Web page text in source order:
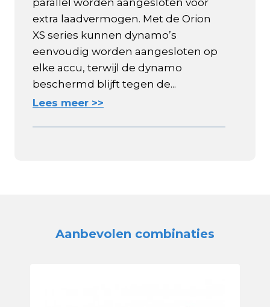
parallel worden aangesloten voor
extra laadvermogen. Met de Orion
XS series kunnen dynamo’s
eenvoudig worden aangesloten op
elke accu, terwijl de dynamo
beschermd blijft tegen de...
Lees meer >>
Aanbevolen combinaties